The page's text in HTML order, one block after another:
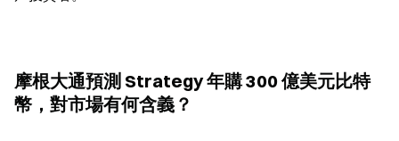
摩根大通預測 Strategy 年購 300 億美元比特
幣，對市場有何含義？